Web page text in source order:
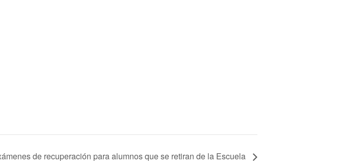
de recuperación para alumnos que se retiran de la Escuela